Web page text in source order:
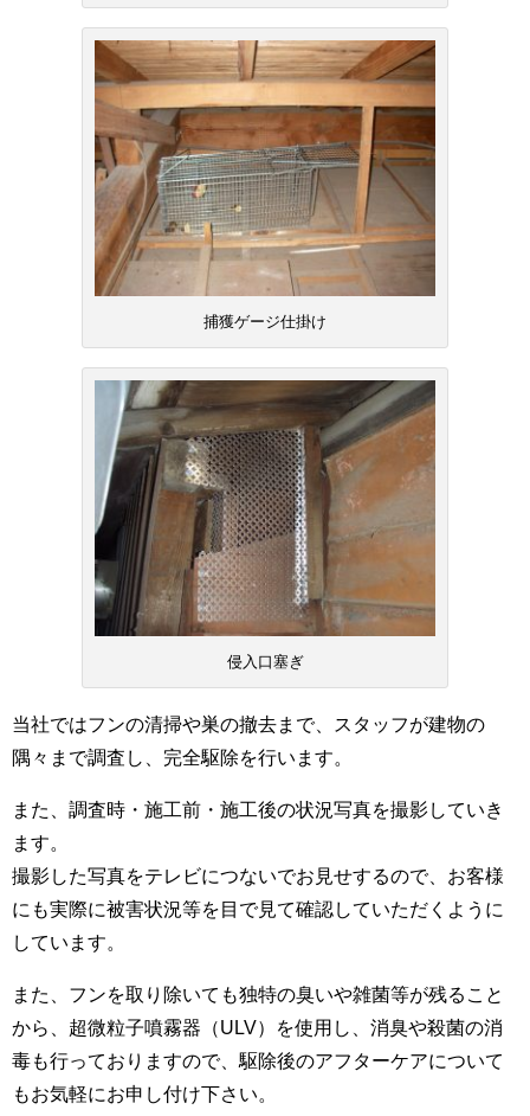
捕獲ゲージ仕掛け
侵入口塞ぎ
当社ではフンの清掃や巣の撤去まで、スタッフが建物の
隅々まで調査し、 完全駆除を行います。
また、調査時・施工前・施工後の状況写真を撮影していき
ます。
撮影した写真をテレビにつないでお見せするので、お客様
にも実際に被害状況等を目で見て確認していただくように
しています。
また、フンを取り除いても独特の臭いや雑菌等が残ること
から、超微粒子噴霧器（ULV）を使用し、 消臭や殺菌の消
毒も行っておりますので、駆除後のアフターケアについて
もお気軽にお申し付け下さい。